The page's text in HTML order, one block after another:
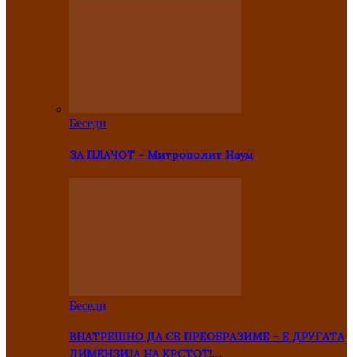
Беседи
ЗА ПЛАЧОТ – Митрополит Наум
Беседи
ВНАТРЕШНО ДА СЕ ПРЕОБРАЗИМЕ – Е ДРУГАТА
ДИМЕНЗИЈА НА КРСТОТ!…